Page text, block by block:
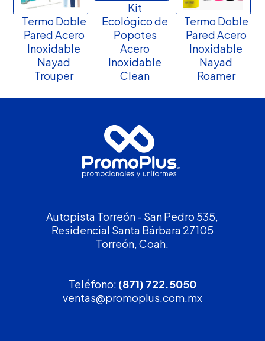
Termo Doble
Pared Acero
Inoxidable
Nayad
Trouper
Kit
Ecológico de
Popotes
Acero
Inoxidable
Clean
Termo Doble
Pared Acero
Inoxidable
Nayad
Roamer
Autopista Torreón - San Pedro 535,
Residencial Santa Bárbara 27105
Torreón, Coah.
Teléfono: (871) 722.5050
ventas@promoplus.com.mx